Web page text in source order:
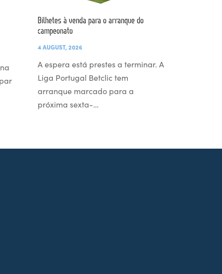
Bilhetes à venda para o arranque do
campeonato
4 AUGUST, 2026
A espera está prestes a terminar. A
Liga Portugal Betclic tem
arranque marcado para a
próxima sexta-…